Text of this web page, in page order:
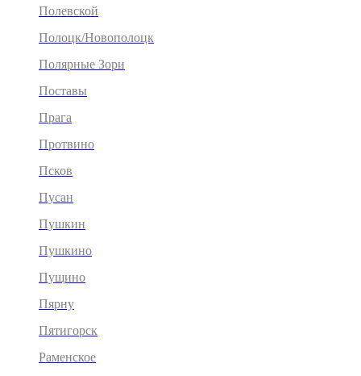
Полевской
Полоцк/Новополоцк
Полярные Зори
Поставы
Прага
Протвино
Псков
Пусан
Пушкин
Пушкино
Пущино
Пярну
Пятигорск
Раменское